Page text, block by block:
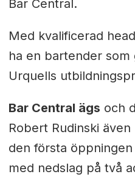
Bar Central.
Med kvalificerad
ha en bartender
Urquells
Bar Central ägs och
Robert Rudinski
den första
med nedslag på två